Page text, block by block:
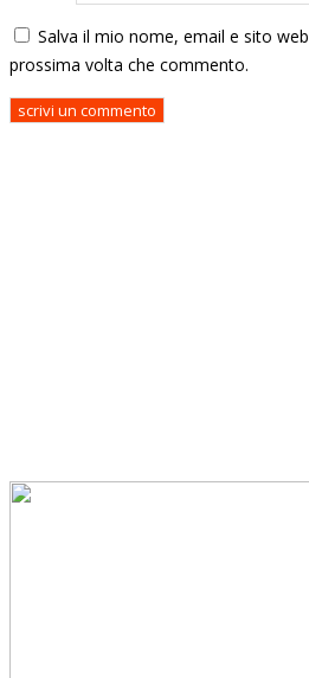
Salva il mio nome, email e sito
prossima volta che commento.